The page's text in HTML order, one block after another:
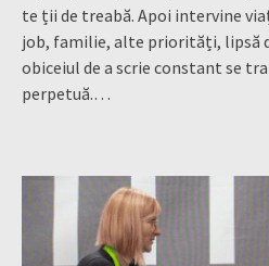
te ții de treabă. Apoi intervine
job, familie, alte priorități, lipsă
obiceiul de a scrie constant se
perpetuă.…